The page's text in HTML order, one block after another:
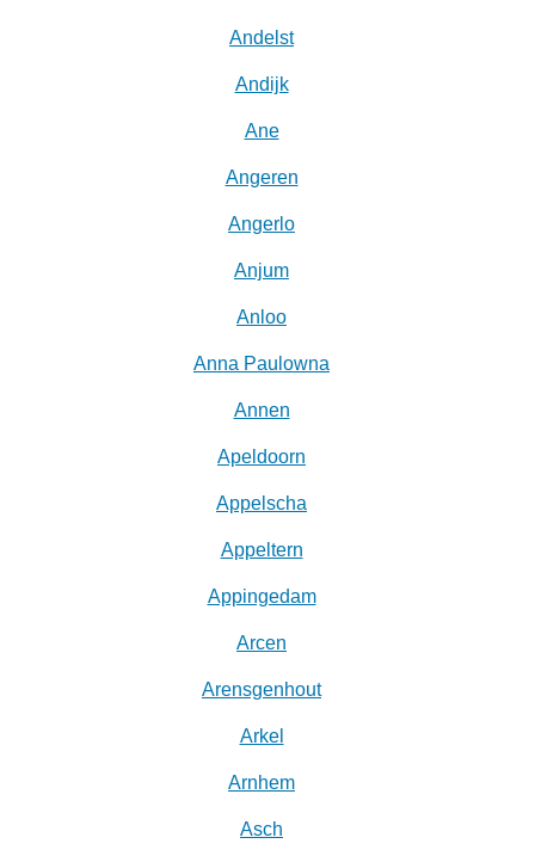
Andelst
Andijk
Ane
Angeren
Angerlo
Anjum
Anloo
Anna Paulowna
Annen
Apeldoorn
Appelscha
Appeltern
Appingedam
Arcen
Arensgenhout
Arkel
Arnhem
Asch